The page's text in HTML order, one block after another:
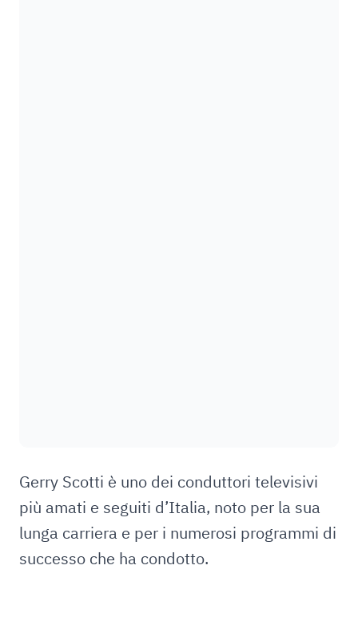
Gerry Scotti è uno dei conduttori televisivi
più amati e seguiti d’Italia, noto per la sua
lunga carriera e per i numerosi programmi di
successo che ha condotto.